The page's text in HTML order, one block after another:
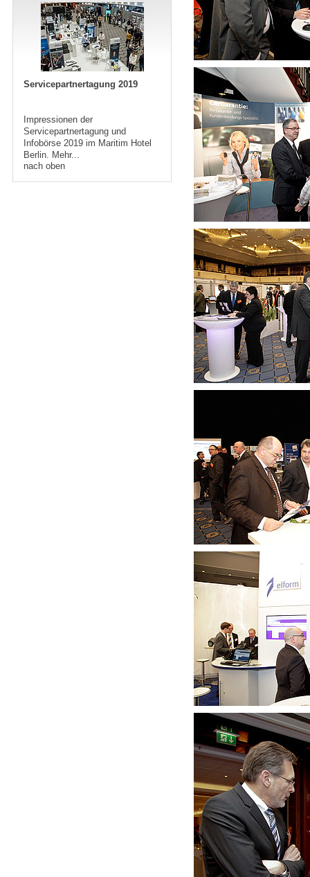
Servicepartnertagung 2019
Impressionen der
Servicepartnertagung und
Infobörse 2019 im Maritim Hotel
Berlin. Mehr...
nach oben